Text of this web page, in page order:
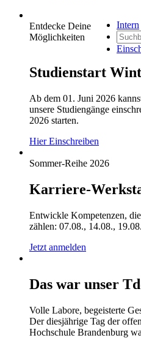
Intern
Entdecke Deine
Möglichkeiten
Studienstart
Ab dem 01. Juni 2026
unsere Studiengänge
2026 starten.
Hier Einschreiben
Sommer-Reihe 2026
Karriere-
Entwickle Kompetenzen,
zählen: 07.08., 14.08.,
Jetzt anmelden
Das war unser
Volle Labore, begeisterte
Der diesjährige Tag der
Hochschule Brandenburg